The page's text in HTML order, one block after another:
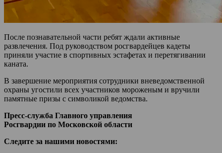
После познавательной части ребят ждали активные
развлечения. Под руководством росгвардейцев кадеты
приняли участие в спортивных эстафетах и перетягивании
каната.
В завершение мероприятия сотрудники вневедомственной
охраны угостили всех участников мороженым и вручили
памятные призы с символикой ведомства.
Пресс-служба Главного управления
Росгвардии по Московской области
Следите за нашими новостями: